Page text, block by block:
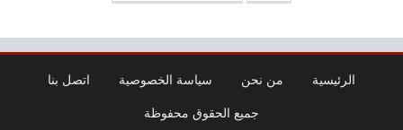
الرئيسية من نحن سياسة الخصوصية اتصل بنا
جميع الحقوق محفوظة